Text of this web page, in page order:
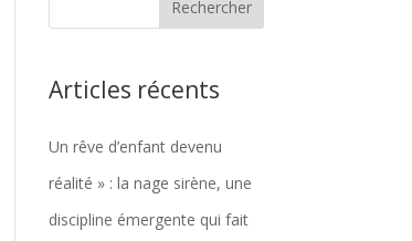
Articles récents
Un rêve d’enfant devenu
réalité » : la nage sirène, une
discipline émergente qui fait